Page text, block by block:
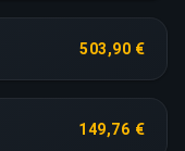
503,90 €
149,76 €